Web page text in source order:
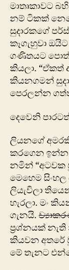
මාතෘකාවට
නම් ටිකක්
සුදාරකගේ
කෑගැහුවා
ගණිතයට පොත්
කියලා. “ඒකත්
කියනගමන්
පෙරලන්න
දෙවෙනි
ලියනගේ
කරගෙන
නමින් “අටවක
මෙහෙම
ලියැවිලා
හැරලා. මං
ගැනයි.
ප්‍රශ්නයක්
කියවන අතරේ
මේ තැනට